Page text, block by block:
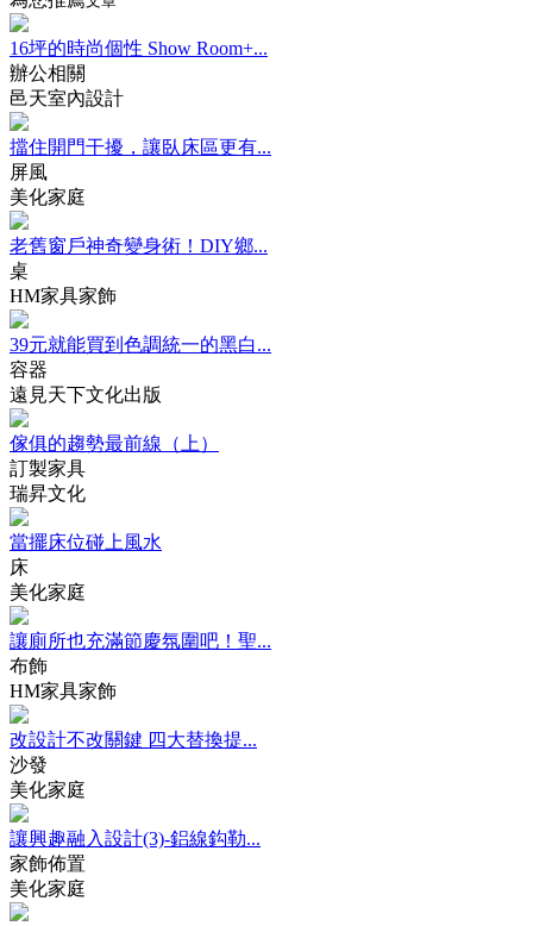
16坪的時尚個性 Show Room+...
辦公相關
邑天室內設計
擋住開門干擾，讓臥床區更有...
屏風
美化家庭
老舊窗戶神奇變身術！DIY鄉...
桌
HM家具家飾
39元就能買到色調統一的黑白...
容器
遠見天下文化出版
傢俱的趨勢最前線（上）
訂製家具
瑞昇文化
當擺床位碰上風水
床
美化家庭
讓廁所也充滿節慶氛圍吧！聖...
布飾
HM家具家飾
改設計不改關鍵 四大替換提...
沙發
美化家庭
讓興趣融入設計(3)-鋁線鈎勒...
家飾佈置
美化家庭